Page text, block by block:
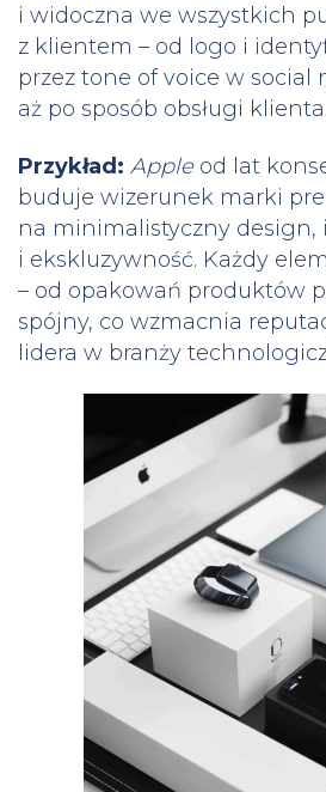
i widoczna we wszystkich
z klientem – od logo i
przez tone of voice w social
aż po sposób obsługi klienta.
Przykład: Appleod lat
buduje wizerunek marki
na minimalistyczny design,
i ekskluzywność. Każdy
– od opakowań produktów
spójny, co wzmacnia
lidera w branży